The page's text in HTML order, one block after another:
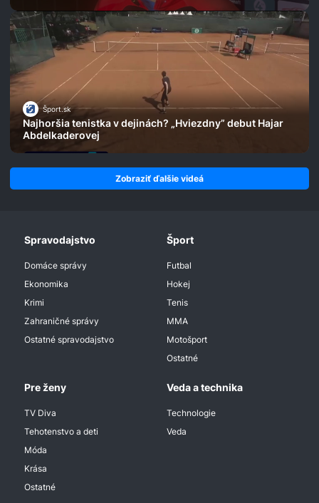
Šport.sk
Najhoršia tenistka v dejinách? „Hviezdny” debut Hajar
Abdelkaderovej
Zobraziť ďalšie videá
Spravodajstvo
Domáce správy
Ekonomika
Krimi
Zahraničné správy
Ostatné spravodajstvo
Šport
Futbal
Hokej
Tenis
MMA
Motošport
Ostatné
Pre ženy
TV Diva
Tehotenstvo a deti
Móda
Krása
Ostatné
Veda a technika
Technologie
Veda